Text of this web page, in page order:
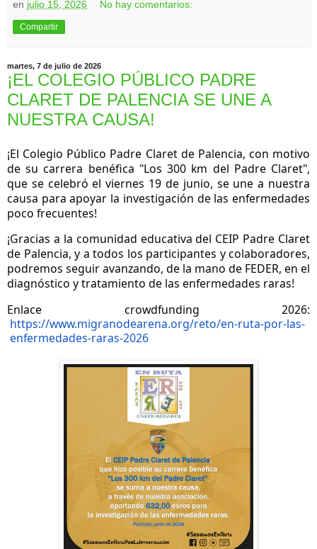
en julio 15, 2026 No hay comentarios:
Compartir
martes, 7 de julio de 2026
¡EL COLEGIO PÚBLICO PADRE
CLARET DE PALENCIA SE UNE A
NUESTRA CAUSA!
¡El Colegio Público Padre Claret de Palencia, con motivo
de su carrera benéfica "Los 300 km del Padre Claret",
que se celebró el viernes 19 de junio, se une a nuestra
causa para apoyar la investigación de las enfermedades
poco frecuentes!
¡Gracias a la comunidad educativa del CEIP Padre Claret
de Palencia, y a todos los participantes y colaboradores,
podremos seguir avanzando, de la mano de FEDER, en el
diagnóstico y tratamiento de las enfermedades raras!
Enlace crowdfunding 2026:
https://www.migranodearena.org/reto/en-ruta-por-las-
enfermedades-raras-2026